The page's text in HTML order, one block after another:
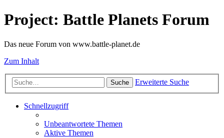
Project: Battle Planets Forum
Das neue Forum von www.battle-planet.de
Zum Inhalt
Suche Erweiterte Suche
Schnellzugriff
Unbeantwortete Themen
Aktive Themen